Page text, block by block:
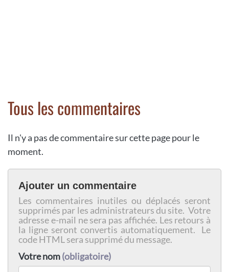
Tous les commentaires
Il n'y a pas de commentaire sur cette page pour le
moment.
Ajouter un commentaire
Les commentaires inutiles ou déplacés seront
supprimés par les administrateurs du site. Votre
adresse e-mail ne sera pas affichée. Les retours à
la ligne seront convertis automatiquement. Le
code HTML sera supprimé du message.
Votre nom(obligatoire)